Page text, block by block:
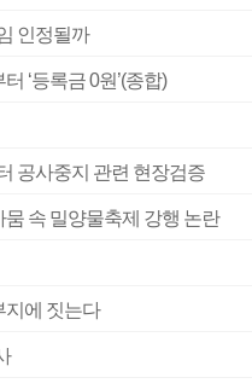
인정될까
‘등록금 0원’(종합)
공사중지 관련 현장검증
속 밀양물축제 강행 논란
지에 짓는다